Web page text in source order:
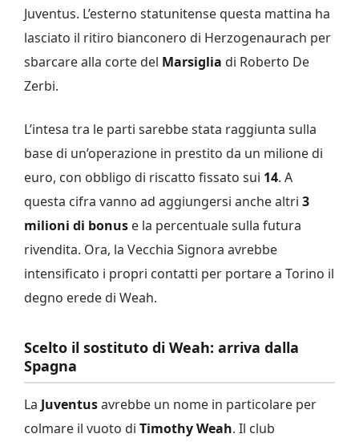
Juventus. L’esterno statunitense questa mattina ha
lasciato il ritiro bianconero di Herzogenaurach per
sbarcare alla corte del Marsiglia di Roberto De
Zerbi.
L’intesa tra le parti sarebbe stata raggiunta sulla
base di un’operazione in prestito da un milione di
euro, con obbligo di riscatto fissato sui 14. A
questa cifra vanno ad aggiungersi anche altri 3
milioni di bonus e la percentuale sulla futura
rivendita. Ora, la Vecchia Signora avrebbe
intensificato i propri contatti per portare a Torino il
degno erede di Weah.
Scelto il sostituto di Weah: arriva dalla
Spagna
La Juventusavrebbe un nome in particolare per
colmare il vuoto di Timothy Weah. Il club